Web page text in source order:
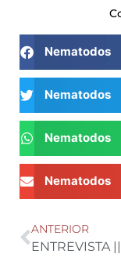
ANTERIOR